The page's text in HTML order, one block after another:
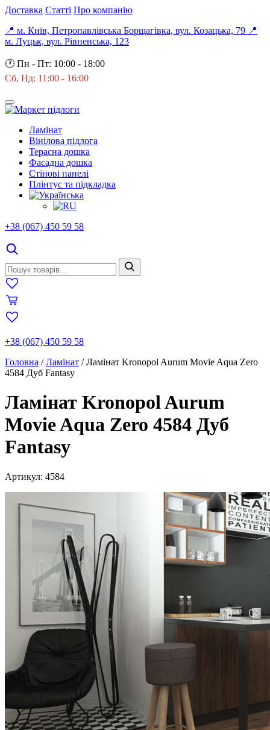
Доставка Статті Про компанію
📍 м. Київ, Петропавлівська Борщагівка, вул. Козацька, 79 📍
м. Луцьк, вул. Рівненська, 123
🕐 Пн - Пт: 10:00 - 18:00
Сб, Нд: 11:00 - 16:00
Ламінат
Вінілова підлога
Терасна дошка
Фасадна дошка
Стінові панелі
Плінтус та підкладка
+38 (067) 450 59 58
+38 (067) 450 59 58
Головна /Ламінат /Ламінат Kronopol Aurum Movie Aqua Zero
4584 Дуб Fantasy
Ламінат Kronopol Aurum
Movie Aqua Zero 4584 Дуб
Fantasy
Артикул: 4584